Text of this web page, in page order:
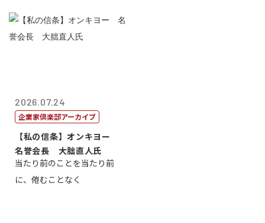
2026.07.24
企業家倶楽部アーカイブ
【私の信条】オンキヨー
名誉会長 大朏直人氏
当たり前のことを当たり前
に、倦むことなく